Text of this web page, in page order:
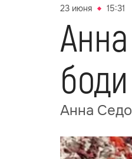
23 июня 15:31
боди
Анна